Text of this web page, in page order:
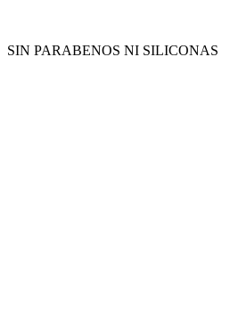
SIN PARABENOS NI SILICONAS